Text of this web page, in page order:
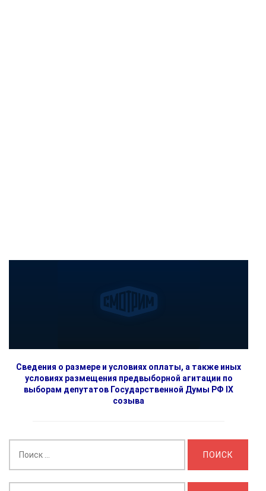
Сведения о размере и условиях оплаты, а также иных
условиях размещения предвыборной агитации по
выборам депутатов Государственной Думы РФ IX
созыва